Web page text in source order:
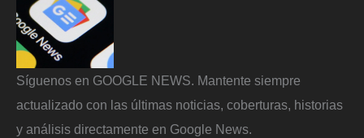
Síguenos en GOOGLE NEWS. Mantente siempre
actualizado con las últimas noticias, coberturas, historias
y análisis directamente en Google News.